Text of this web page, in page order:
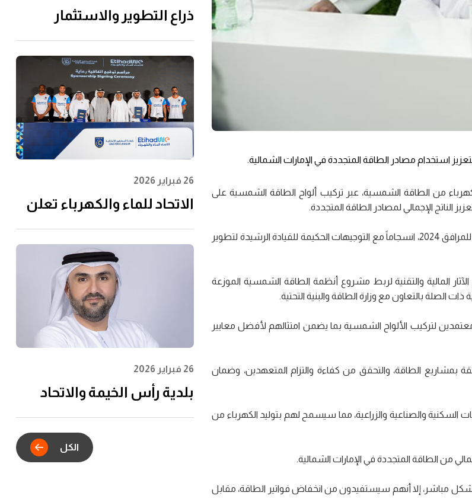
استخدام مصادر الطاقة المتجددة في الإمارات الشمالية.
من الطاقة الشمسية، عبر تركيب ألواح الطاقة الشمسية على
الناتج الإجمالي لمصادر الطاقة المتجددة.
ويأتي هذا المشروع الذي تم الإعلان عنه اليوم، على هامش فعاليات المؤتمر العالمي للمرافق 2024، انسجاماً مع التوجيهات الحكيمة للقيادة الرشيدة لتطوير
إجراء دراسة الجدوى وتقييم الآثار المالية والتقنية لربط مشروع أنظمة الطاقة الشمسية الموزعة
الصلة بالتعاون مع وزارة الطاقة والبنية التحتية.
لتركيب الألواح الشمسية بما يضمن امتثالهم لأفضل معايير
بمشاريع الطاقة، والتحقق من كفاءة والتزام المتعهدين، وضمان
والصناعية والزراعية، مما سيسمح لهم بتوليد الكهرباء من
من الطاقة المتجددة في الإمارات الشمالية.
مباشر، إلا أنهم سيستفيدون من انخفاض فواتير الطاقة، مقابل
ذراع التطوير والاستثمار
والكهرباء" توقِّع اتفاقية مع
إن إم دي سي إنفرا ولانتانيا
لتنفيذ مشروع محطة الفجيرة
للتحلية سعة 60 مليون جالون
يوميًا
26 فبراير 2026
الاتحاد للماء والكهرباء تعلن
الإماراتية لتعزيز مشاركة
الشباب وتعظيم الأثر
26 فبراير 2026
بلدية رأس الخيمة والاتحاد
الشراكة الاستراتيجية للتكامل
الرقمي في خدمات عقود
الكل